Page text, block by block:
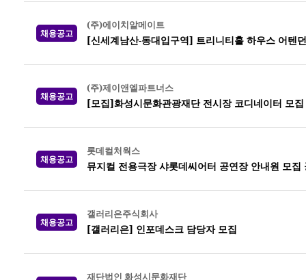
채용공고
(주)에이치알메이트
[신세계남산-동대입구역] 트리니티홀 하우스 어텐
채용공고
(주)제이앤엘파트너스
[모집]화성시문화관광재단 전시장 코디네이터 모집
채용공고
롯데컬처웍스
뮤지컬 전용극장 샤롯데씨어터 공연장 안내원 모
채용공고
갤러리은주식회사
[갤러리은] 인포데스크 담당자 모집
재단법인 화성시문화재단